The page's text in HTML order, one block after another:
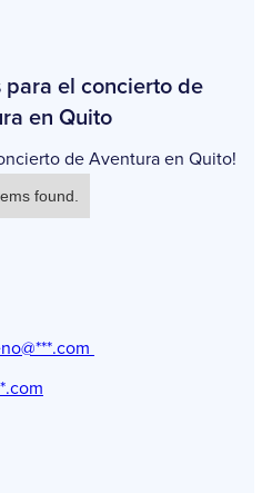
para el concierto de
en Quito
de Aventura en Quito!
found.